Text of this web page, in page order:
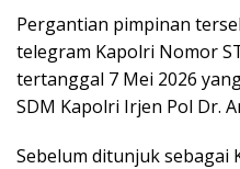
Pergantian pimpinan
telegram Kapolri Nomor
tertanggal 7 Mei 2026
SDM Kapolri Irjen Pol Dr.
Sebelum ditunjuk sebagai